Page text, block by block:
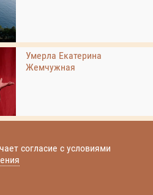
Умерла Екатерина
Жемчужная
согласие с условиями